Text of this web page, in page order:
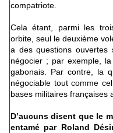
compatriote.
Cela étant, parmi les
orbite, seul le deuxième
a des questions ouvertes
négocier ; par exemple,
gabonais. Par contre, la
négociable tout comme
bases militaires françaises
D’aucuns disent que le
entamé par Roland